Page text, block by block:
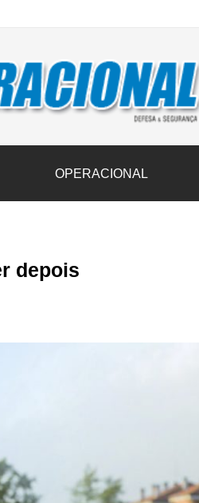
de donativos ao Rio Grande
OPERACIONAL
depois